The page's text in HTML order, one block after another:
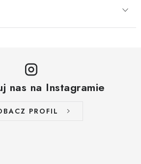
nas na Instagramie
PROFIL